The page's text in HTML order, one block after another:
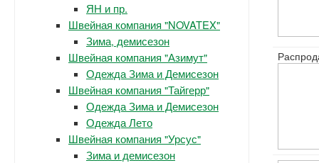
ЯН и пр.
Швейная компания "NOVATEX"
Зима, демисезон
Швейная компания "Азимут"
Одежда Зима и Демисезон
Швейная компания "Тайгерр"
Одежда Зима и Демисезон
Одежда Лето
Швейная компания "Урсус"
Зима и демисезон